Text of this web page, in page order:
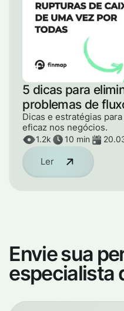
5 dicas para
problemas de
Dicas e estratégias
eficaz nos negócios.
Ler
1.2k 10 min
Envie sua
especialista